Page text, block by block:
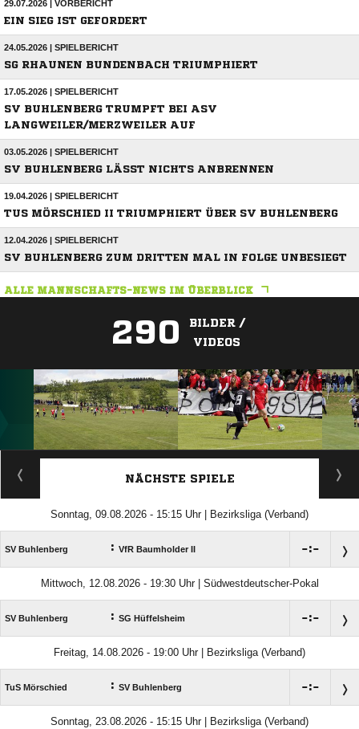
29.07.2026 | VORBERICHT
EIN SIEG IST GEFORDERT
24.05.2026 | SPIELBERICHT
SG RHAUNEN BUNDENBACH TRIUMPHIERT
17.05.2026 | SPIELBERICHT
SV BUHLENBERG TRUMPFT BEI ASV
LANGWEILER/MERZWEILER AUF
03.05.2026 | SPIELBERICHT
SV BUHLENBERG LÄSST NICHTS ANBRENNEN
19.04.2026 | SPIELBERICHT
TUS MÖRSCHIED II TRIUMPHIERT ÜBER SV BUHLENBERG
12.04.2026 | SPIELBERICHT
SV BUHLENBERG ZUM DRITTEN MAL IN FOLGE UNBESIEGT
ALLE MANNSCHAFTS-NEWS IM ÜBERBLICK
290
BILDER /
VIDEOS
ANZEIGE
NÄCHSTE SPIELE
Sonntag, 09.08.2026 - 15:15 Uhr | Bezirksliga (Verband)
SV Buhlenberg : VfR Baumholder II :
Mittwoch, 12.08.2026 - 19:30 Uhr | Südwestdeutscher-Pokal
SV Buhlenberg : SG Hüffelsheim :
Freitag, 14.08.2026 - 19:00 Uhr | Bezirksliga (Verband)
TuS Mörschied : SV Buhlenberg :
Sonntag, 23.08.2026 - 15:15 Uhr | Bezirksliga (Verband)